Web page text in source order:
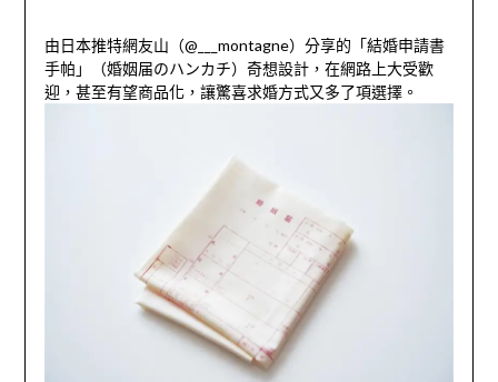
由日本推特網友山（@___montagne）分享的「結婚申請書
手帕」（婚姻届のハンカチ）奇想設計，在網路上大受歡
迎，甚至有望商品化，讓驚喜求婚方式又多了項選擇。